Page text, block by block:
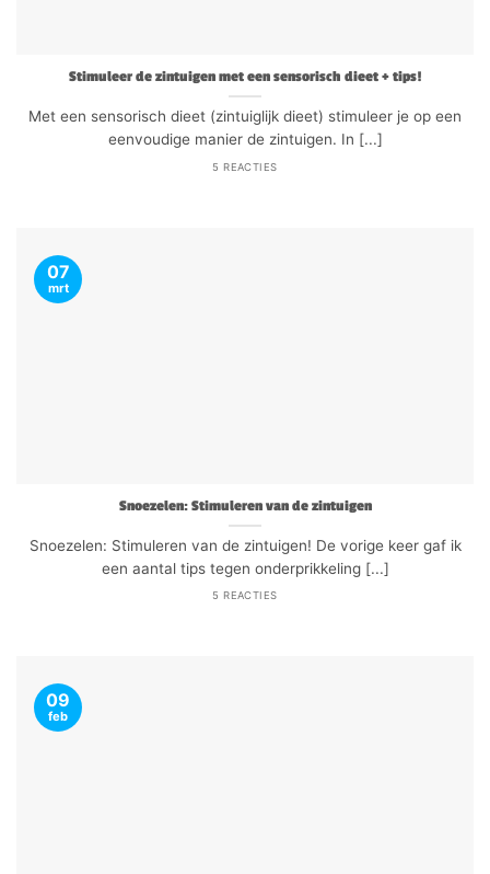
Stimuleer de zintuigen met een sensorisch dieet + tips!
Met een sensorisch dieet (zintuiglijk dieet) stimuleer je op een
eenvoudige manier de zintuigen. In [...]
5 REACTIES
Snoezelen: Stimuleren van de zintuigen
Snoezelen: Stimuleren van de zintuigen! De vorige keer gaf ik
een aantal tips tegen onderprikkeling [...]
5 REACTIES
07
mrt
09
feb